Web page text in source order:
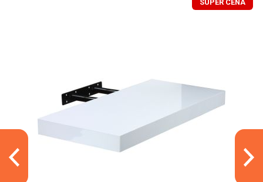
SUPER CENA